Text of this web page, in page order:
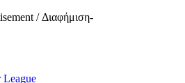
/ Διαφήμιση-
League